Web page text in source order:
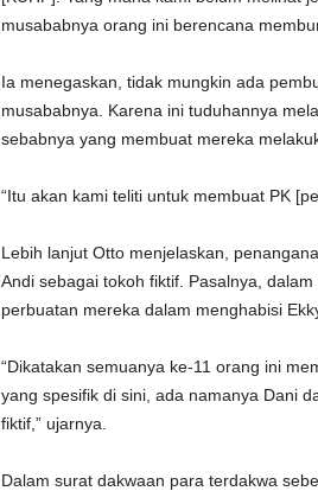
musababnya orang ini berencana
Ia menegaskan, tidak mungkin ada
musababnya. Karena ini tuduhannya
sebabnya yang membuat mereka
“Itu akan kami teliti untuk membuat PK
Lebih lanjut Otto menjelaskan,
Andi sebagai tokoh fiktif. Pasalnya,
perbuatan mereka dalam menghabisi
“Dikatakan semuanya ke-11 orang ini
yang spesifik di sini, ada namanya Dani
fiktif,” ujarnya.
Dalam surat dakwaan para terdakwa